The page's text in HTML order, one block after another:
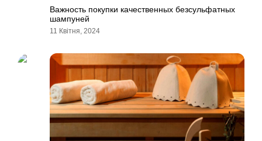
Важность покупки качественных безсульфатных
шампуней
11 Квітня, 2024